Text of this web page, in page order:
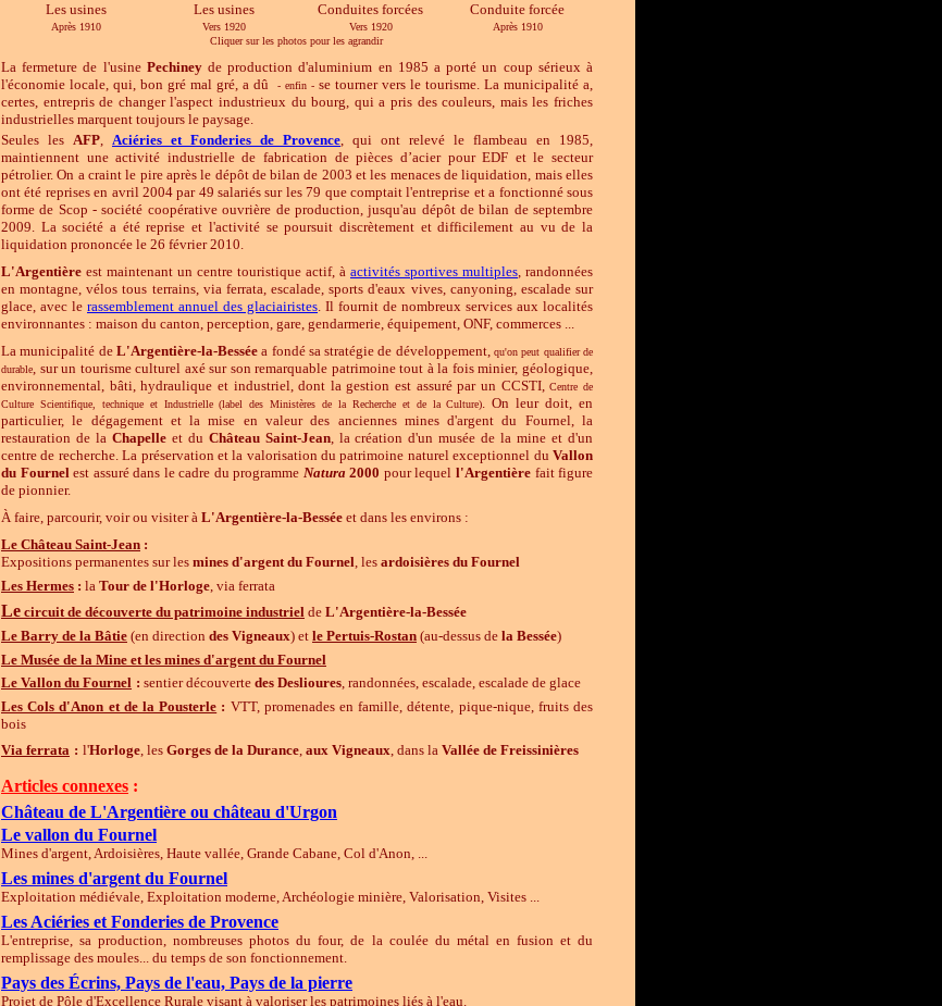
Les usines Les usines Conduites forcées Conduite forcée
Après 1910 Vers 1920 Vers 1920
Après 1910
Cliquer sur les photos pour les agrandir
La fermeture de l'usine Pechineyde production d'aluminium en 1985 a porté un coup sérieux à
l'économie locale, qui, bon gré mal gré, a dû
- enfin - se tourner vers le tourisme. La municipalité a,
certes, entrepris de changer l'aspect industrieux du bourg, qui a pris des couleurs, mais les friches
industrielles marquent toujours le paysage.
Seules les AFP, Aciéries et Fonderies de Provence, qui ont relevé le flambeau en 1985,
maintiennent une activité industrielle de fabrication de pièces d’acier pour EDF et le secteur
pétrolier. On a craint le pire après le dépôt de bilan de 2003 et les menaces de liquidation, mais elles
ont été reprises en avril 2004 par 49 salariés sur les 79 que comptait l'entreprise et a fonctionné sous
forme de Scop - société coopérative ouvrière de production, jusqu'au dépôt de bilan de septembre
2009. La société a été reprise et l'activité se poursuit discrètement et difficilement au vu de la
liquidation prononcée le 26 février 2010.
L'Argentière est maintenant un centre touristique actif, à activités sportives multiples, randonnées
en montagne, vélos tous terrains, via ferrata, escalade, sports d'eaux vives, canyoning, escalade sur
glace, avec le rassemblement annuel des glaciairistes. Il fournit de nombreux services aux localités
environnantes : maison du canton, perception, gare, gendarmerie, équipement, ONF, commerces ...
La municipalité de L'Argentière-la-Besséea fondé sa stratégie de développement,qu'on peut qualifier de
durable, sur un tourisme culturel axé sur son remarquable patrimoine tout à la fois minier, géologique,
environnemental, bâti, hydraulique et industriel, dont la gestion est assuré par un CCSTI,Centre de
Culture Scientifique, technique et Industrielle (label des Ministères de la Recherche et de la Culture). On leur doit, en
particulier, le dégagement et la mise en valeur des anciennes mines d'argent du Fournel, la
restauration de la Chapelle et du Château Saint-Jean, la création d'un musée de la mine et d'un
centre de recherche. La préservation et la valorisation du patrimoine naturel exceptionnel du Vallon
du Fournelest assuré dans le cadre du programme Natura2000 pour lequel l'Argentière fait figure
de pionnier.
À faire, parcourir, voir ou visiter à L'Argentière-la-Bessée et dans les environs :
Le Château Saint-Jean :
Expositions permanentes sur les mines d'argent du Fournel, les ardoisières du Fournel
Les Hermes : la Tour de l'Horloge, via ferrata
Le circuit de découverte du patrimoine industriel de L'Argentière-la-Bessée
Le Barry de la Bâtie (en direction des Vigneaux) et le Pertuis-Rostan (au-dessus de la Bessée)
Le Musée de la Mine et les mines d'argent du Fournel
Le Vallon du Fournel : sentier découverte des Deslioures, randonnées, escalade, escalade de glace
Les Cols d'Anon et de la Pousterle : VTT, promenades en famille, détente, pique-nique, fruits des
bois
Via ferrata : l'Horloge, les Gorges de la Durance, aux Vigneaux, dans la Vallée de Freissinières
Articles connexes :
Château de L'Argentière ou château d'Urgon
Le vallon du Fournel
Mines d'argent, Ardoisières, Haute vallée, Grande Cabane, Col d'Anon, ...
Les mines d'argent du Fournel
Exploitation médiévale, Exploitation moderne, Archéologie minière, Valorisation, Visites ...
Les Aciéries et Fonderies de Provence
L'entreprise, sa production,nombreuses photos du four, de la coulée du métal en fusion et du
remplissage des moules... du temps de son fonctionnement.
Pays des Écrins, Pays de l'eau, Pays de la pierre
Projet de Pôle d'Excellence Rurale visant à valoriser les patrimoines liés à l'eau.